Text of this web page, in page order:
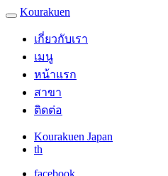
Kourakuen
เกี่ยวกับเรา
เมนู
หน้าแรก
สาขา
ติดต่อ
Kourakuen Japan
th
facebook